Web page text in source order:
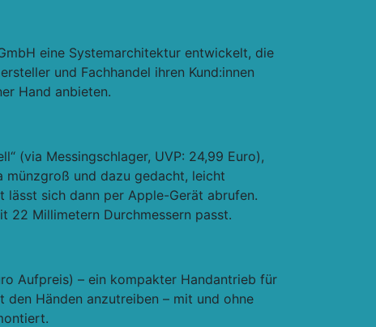
eine Systemarchitektur entwickelt, die
und Fachhandel ihren Kund:innen
Hand anbieten.
(via Messingschlager, UVP: 24,99 Euro),
und dazu gedacht, leicht
lässt sich dann per Apple-Gerät abrufen.
22 Millimetern Durchmessern passt.
Aufpreis) – ein kompakter Handantrieb für
Händen anzutreiben – mit und ohne